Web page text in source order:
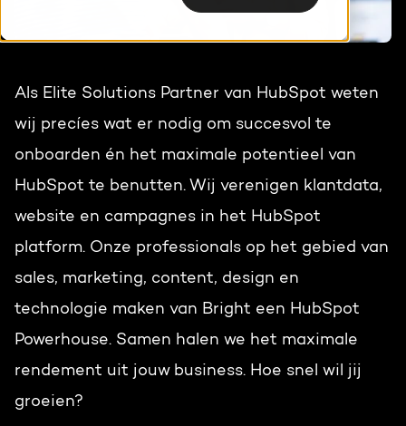
GROWTH SERVICES
Digital marketing
Marketing automation
Content & design
Contact
Awards
HubSpot video's
PORTAL REVIEW
Haal alles uit je HubSpot licentie
Als Elite Solutions Partner van HubSpot weten
wij precíes wat er nodig om succesvol te
onboarden én het maximale potentieel van
HubSpot te benutten. Wij verenigen klantdata,
website en campagnes in het HubSpot
platform. Onze professionals op het gebied van
sales, marketing, content, design en
technologie maken van Bright een HubSpot
Powerhouse. Samen halen we het maximale
rendement uit jouw business. Hoe snel wil jij
groeien?